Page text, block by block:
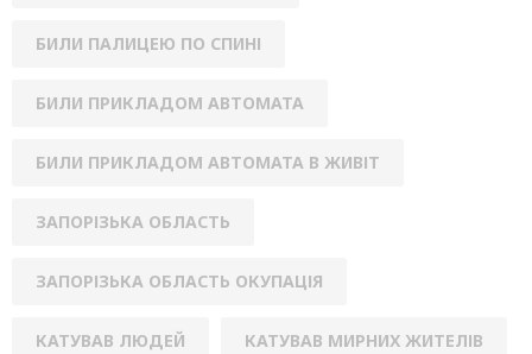
БИЛИ ПАЛИЦЕЮ ПО СПИНІ
БИЛИ ПРИКЛАДОМ АВТОМАТА
БИЛИ ПРИКЛАДОМ АВТОМАТА В ЖИВІТ
ЗАПОРІЗЬКА ОБЛАСТЬ
ЗАПОРІЗЬКА ОБЛАСТЬ ОКУПАЦІЯ
КАТУВАВ ЛЮДЕЙ КАТУВАВ МИРНИХ ЖИТЕЛІВ